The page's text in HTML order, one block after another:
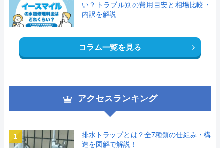
い？トラブル別の費用目安と相場比較・
内訳を解説
コラム一覧を見る
アクセスランキング
1
排水トラップとは？全7種類の仕組み・構
造を図解で解説！